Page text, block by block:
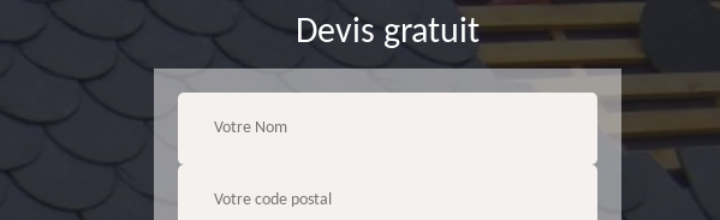
Devis gratuit